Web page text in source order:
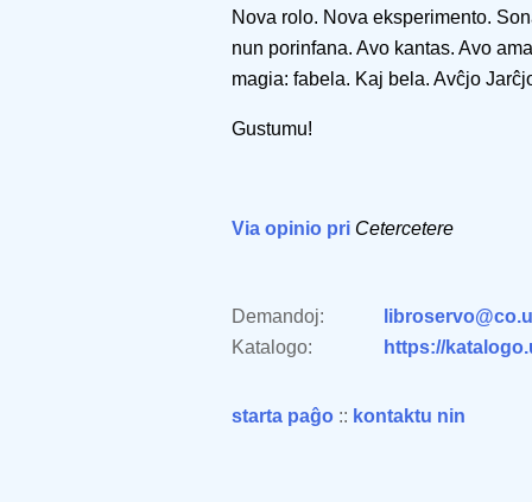
Nova rolo. Nova eksperimento.
nun porinfana. Avo kantas. Avo
magia: fabela. Kaj bela. Avĉjo
Gustumu!
Via opinio pri Cetercetere
Demandoj:
Katalogo:
https://
starta paĝo :: kontaktu nin